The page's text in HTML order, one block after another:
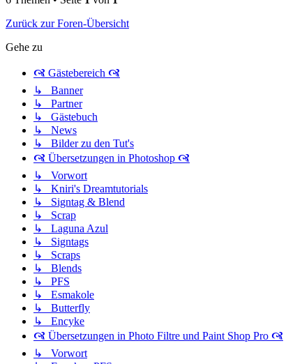
Zurück zur Foren-Übersicht
Gehe zu
🙧 Gästebereich 🙧
↳ Banner
↳ Partner
↳ Gästebuch
↳ News
↳ Bilder zu den Tut's
🙧 Übersetzungen in Photoshop 🙧
↳ Vorwort
↳ Kniri's Dreamtutorials
↳ Signtag & Blend
↳ Scrap
↳ Laguna Azul
↳ Signtags
↳ Scraps
↳ Blends
↳ PFS
↳ Esmakole
↳ Butterfly
↳ Encyke
🙧 Übersetzungen in Photo Filtre und Paint Shop Pro 🙧
↳ Vorwort